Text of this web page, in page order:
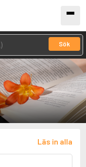
Sök
Läs in alla